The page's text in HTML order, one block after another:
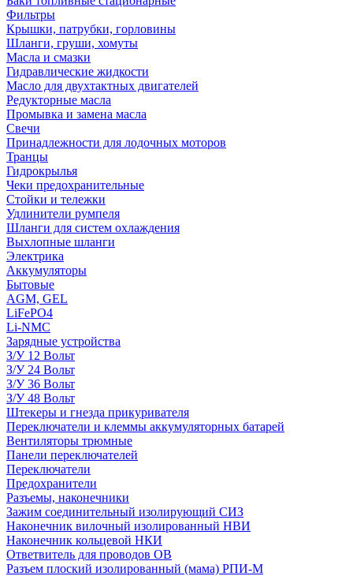
Фильтры
Крышки, патрубки, горловины
Шланги, груши, хомуты
Масла и смазки
Гидравлические жидкости
Масло для двухтактных двигателей
Редукторные масла
Промывка и замена масла
Свечи
Принадлежности для лодочных моторов
Транцы
Гидрокрылья
Чеки предохранительные
Стойки и тележки
Удлинители румпеля
Шланги для систем охлаждения
Выхлопные шланги
Электрика
Аккумуляторы
Бытовые
AGM, GEL
LiFePO4
Li-NMC
Зарядные устройства
З/У 12 Вольт
З/У 24 Вольт
З/У 36 Вольт
З/У 48 Вольт
Штекеры и гнезда прикуривателя
Переключатели и клеммы аккумуляторных батарей
Вентиляторы трюмные
Панели переключателей
Переключатели
Предохранители
Разъемы, наконечники
Зажим соединительный изолирующий СИЗ
Наконечник вилочный изолированный НВИ
Наконечник кольцевой НКИ
Ответвитель для проводов ОВ
Разъем плоский изолированный (мама) РПИ-М